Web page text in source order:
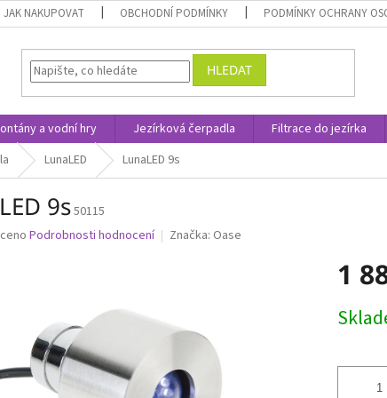
JAK NAKUPOVAT OBCHODNÍ PODMÍNKY PODMÍNKY OCHRANY
HLEDAT
a vodní hry Jezírková čerpadla Filtrace do jezírka
LunaLED LunaLED 9s
9s50115
Podrobnosti hodnocení Značka: Oase
1
cena: